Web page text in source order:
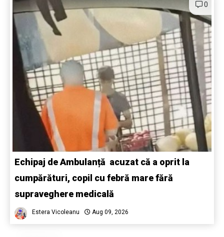
0
Echipaj de Ambulanță acuzat că a oprit la
cumpărături, copil cu febră mare fără
supraveghere medicală
Estera Vicoleanu Aug 09, 2026